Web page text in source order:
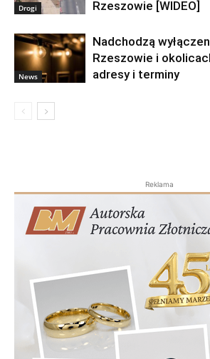
Drogi
Rzeszowie [WIDEO]
News
Nadchodzą
Rzeszowie i
adresy i terminy
Reklama